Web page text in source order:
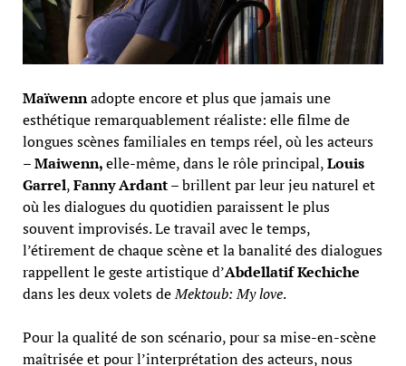
Maïwennadopte encore et plus que jamais une
esthétique remarquablement réaliste: elle filme de
longues scènes familiales en temps réel, où les acteurs
–Maiwenn,elle-même, dans le rôle principal,Louis
Garrel,Fanny Ardant– brillent par leur jeu naturel et
où les dialogues du quotidien paraissent le plus
souvent improvisés. Le travail avec le temps,
l’étirement de chaque scène et la banalité des dialogues
rappellent le geste artistique d’Abdellatif Kechiche
dans les deux volets deMektoub: My love.
Pour la qualité de son scénario, pour sa mise-en-scène
maîtrisée et pour l’interprétation des acteurs, nous